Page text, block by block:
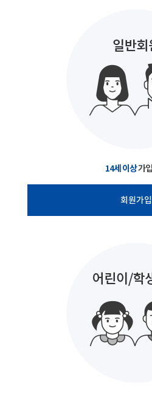
14세 이상가
회원가입